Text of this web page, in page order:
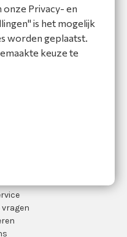
13
vragen
onze Privacy- en
is het mogelijk
worden geplaatst.
keuze te